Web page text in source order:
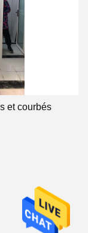
et courbés